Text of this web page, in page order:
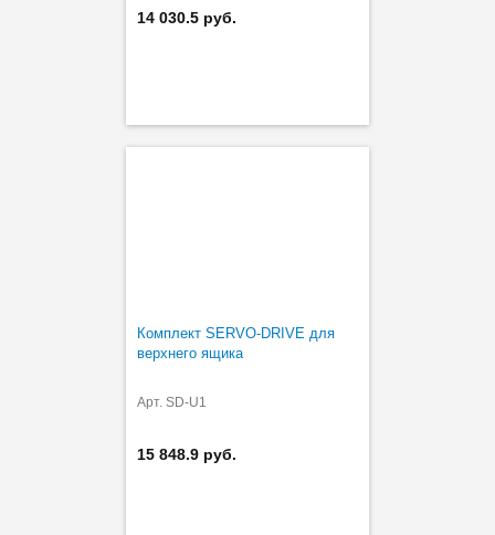
14 030.5 руб.
Комплект SERVO-DRIVE для
верхнего ящика
Арт. SD-U1
15 848.9 руб.